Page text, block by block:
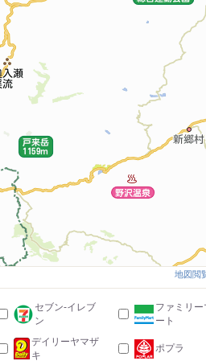
地図閲
セブン-イレブ
ン
ファミリー
ート
デイリーヤマザ
キ
ポプラ